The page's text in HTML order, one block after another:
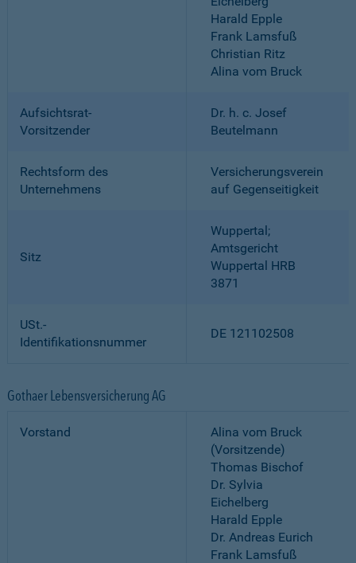
Harald Epple
Frank Lamsfuß
Christian Ritz
Alina vom Bruck
Aufsichtsrat-
Vorsitzender
Dr. h. c. Josef
Beutelmann
Rechtsform des
Unternehmens
Versicherungsverein
auf Gegenseitigkeit
Sitz
Wuppertal;
Amtsgericht
Wuppertal HRB
3871
USt.-
Identifikationsnummer
DE 121102508
Gothaer Lebensversicherung AG
Vorstand
Alina vom Bruck
(Vorsitzende)
Thomas Bischof
Dr. Sylvia
Eichelberg
Harald Epple
Dr. Andreas Eurich
Frank Lamsfuß